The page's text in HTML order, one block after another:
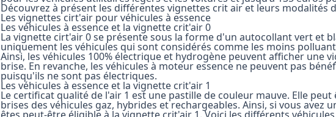
Découvrez à présent les différentes vignettes crit air et leurs modalités
Les vignettes cirt'air pour véhicules à essence
Les véhicules à essence et la vignette crit'air 0
La vignette cirt'air 0 se présente sous la forme d'un autocollant vert et
uniquement les véhicules qui sont considérés comme les moins
Ainsi, les véhicules 100% électrique et hydrogène peuvent afficher une
brise. En revanche, les véhicules à moteur essence ne peuvent pas
puisqu'ils ne sont pas électriques.
Les véhicules à essence et la vignette crit'air 1
Le certificat qualité de l'air 1 est une pastille de couleur mauve. Elle
brises des véhicules gaz, hybrides et rechargeables. Ainsi, si vous avez